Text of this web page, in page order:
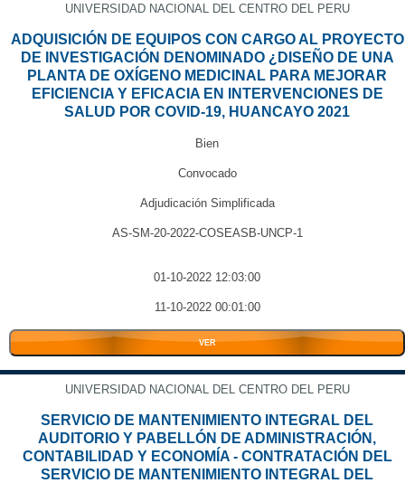
UNIVERSIDAD NACIONAL DEL CENTRO DEL PERU
ADQUISICIÓN DE EQUIPOS CON CARGO AL PROYECTO
DE INVESTIGACIÓN DENOMINADO ¿DISEÑO DE UNA
PLANTA DE OXÍGENO MEDICINAL PARA MEJORAR
EFICIENCIA Y EFICACIA EN INTERVENCIONES DE
SALUD POR COVID-19, HUANCAYO 2021
Bien
Convocado
Adjudicación Simplificada
AS-SM-20-2022-COSEASB-UNCP-1
01-10-2022 12:03:00
11-10-2022 00:01:00
VER
UNIVERSIDAD NACIONAL DEL CENTRO DEL PERU
SERVICIO DE MANTENIMIENTO INTEGRAL DEL
AUDITORIO Y PABELLÓN DE ADMINISTRACIÓN,
CONTABILIDAD Y ECONOMÍA - CONTRATACIÓN DEL
SERVICIO DE MANTENIMIENTO INTEGRAL DEL